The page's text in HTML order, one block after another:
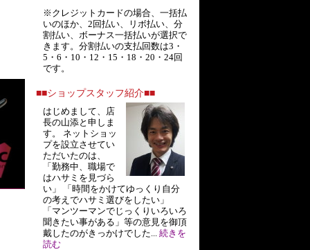
※クレジットカードの場合、一括払
いのほか、2回払い、リボ払い、分
割払い、ボーナス一括払いが選択で
きます。分割払いの支払回数は3・
5・6・10・12・15・18・20・24回
です。
■■ショップスタッフ紹介■■
はじめまして、店
長の山添と申しま
す。 ネットショッ
プを設立させてい
ただいたのは、
「勤務中、職場で
はハサミを見づら
い」 「時間をかけてゆっくり自分
の考えでハサミ選びをしたい」
「マンツーマンでじっくりいろいろ
聞きたい事がある」等の意見を御頂
戴したのがきっかけでした... 続きを
読む